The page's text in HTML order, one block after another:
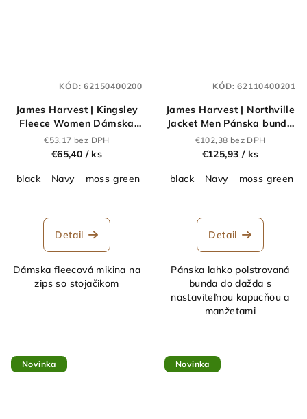
James Harvest | Kingsley
Fleece Women Dámska
fleecová bunda Sherpa
"Two-Tone"_62.1504
€53,17 bez DPH
€65,40 / ks
black
Navy moss green
Detail
Dámska fleecová mikina na
zips so stojačikom
KÓD:62150400200
James Harvest | Northville
Jacket Men Pánska bunda
do dažďa "Two-
Tone"_62.1104
€102,38 bez DPH
€125,93 / ks
black
Navy moss green
Detail
Pánska ľahko polstrovaná
bunda do dažďa s
nastaviteľnou kapucňou a
manžetami
KÓD:62110400201
Novinka Novinka